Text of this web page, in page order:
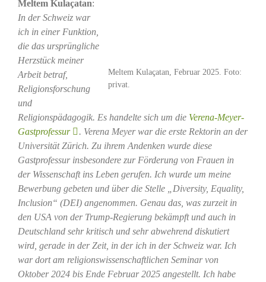
Meltem Kulaçatan, Februar 2025. Foto:
privat.
Meltem Kulaçatan:
In der Schweiz war
ich in einer Funktion,
die das ursprüngliche
Herzstück meiner
Arbeit betraf,
Religionsforschung
und
Religionspädagogik. Es handelte sich um die Verena-Meyer-
Gastprofessur
. Verena Meyer war die erste Rektorin an der
Universität Zürich. Zu ihrem Andenken wurde diese
Gastprofessur insbesondere zur Förderung von Frauen in
der Wissenschaft ins Leben gerufen. Ich wurde um meine
Bewerbung gebeten und über die Stelle „Diversity, Equality,
Inclusion“ (DEI) angenommen. Genau das, was zurzeit in
den USA von der Trump-Regierung bekämpft und auch in
Deutschland sehr kritisch und sehr abwehrend diskutiert
wird, gerade in der Zeit, in der ich in der Schweiz war. Ich
war dort am religionswissenschaftlichen Seminar von
Oktober 2024 bis Ende Februar 2025 angestellt. Ich habe